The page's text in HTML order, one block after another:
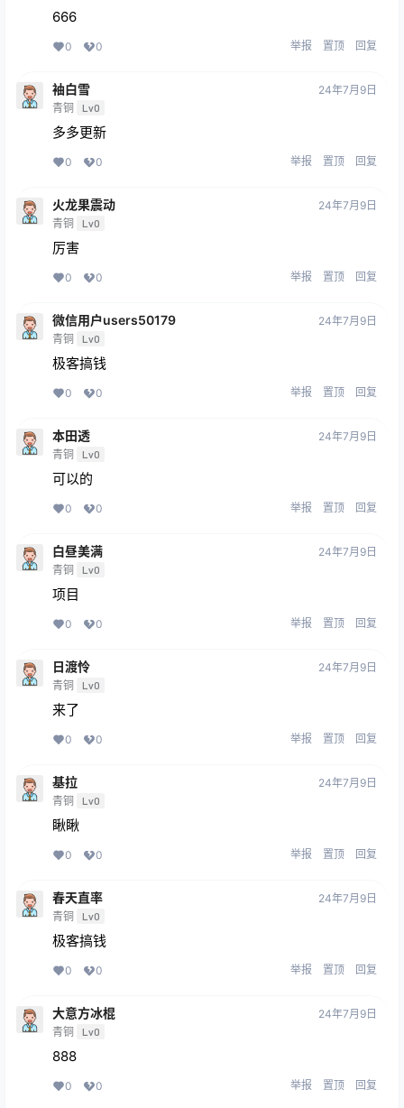
666
0 0 举报 置顶 回复
袖白雪
青铜 Lv0
24年7月9日
多多更新
0 0 举报 置顶 回复
火龙果震动
青铜 Lv0
24年7月9日
厉害
0 0 举报 置顶 回复
微信用户users50179
青铜 Lv0
24年7月9日
极客搞钱
0 0 举报 置顶 回复
本田透
青铜 Lv0
24年7月9日
可以的
0 0 举报 置顶 回复
白昼美满
青铜 Lv0
24年7月9日
项目
0 0 举报 置顶 回复
日渡怜
青铜 Lv0
24年7月9日
来了
0 0 举报 置顶 回复
基拉
青铜 Lv0
24年7月9日
瞅瞅
0 0 举报 置顶 回复
春天直率
青铜 Lv0
24年7月9日
极客搞钱
0 0 举报 置顶 回复
大意方冰棍
青铜 Lv0
24年7月9日
888
0 0 举报 置顶 回复